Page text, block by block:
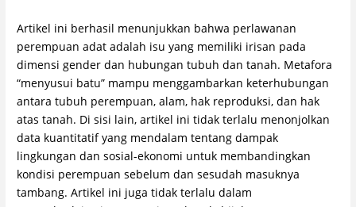
Artikel ini berhasil menunjukkan bahwa perlawanan
perempuan adat adalah isu yang memiliki irisan pada
dimensi gender dan hubungan tubuh dan tanah. Metafora
“menyusui batu” mampu menggambarkan keterhubungan
antara tubuh perempuan, alam, hak reproduksi, dan hak
atas tanah. Di sisi lain, artikel ini tidak terlalu menonjolkan
data kuantitatif yang mendalam tentang dampak
lingkungan dan sosial-ekonomi untuk membandingkan
kondisi perempuan sebelum dan sesudah masuknya
tambang. Artikel ini juga tidak terlalu dalam